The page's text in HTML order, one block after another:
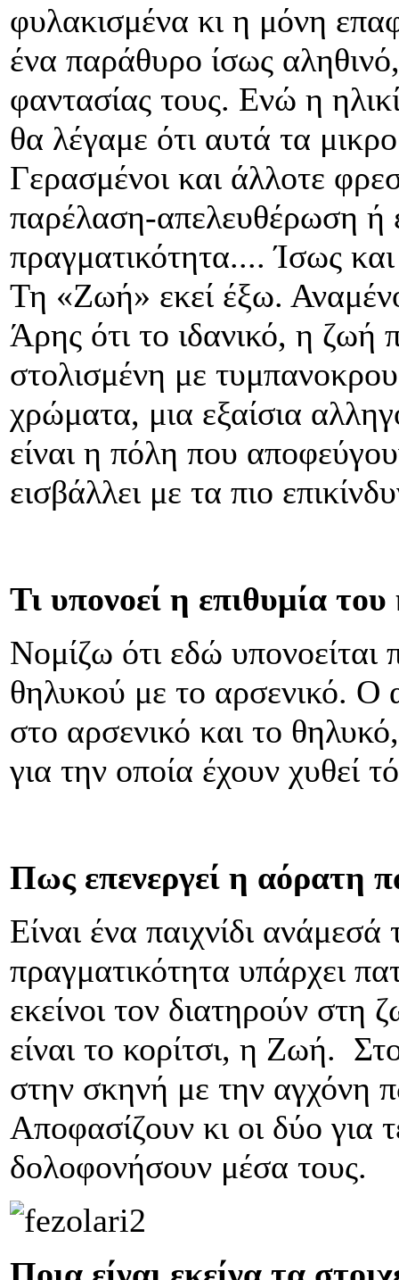
φυλακισμένα κι η μόνη
ένα παράθυρο ίσως
φαντασίας τους. Ενώ η
θα λέγαμε ότι αυτά τα
Γερασμένοι και άλλοτε
παρέλαση-απελευθέρωση ή
πραγματικότητα.... Ίσως
Τη «Ζωή» εκεί έξω.
Άρης ότι το ιδανικό, η ζωή
στολισμένη με
χρώματα, μια εξαίσια
είναι η πόλη που
εισβάλλει με τα πιο
Τι υπονοεί η επιθυμία
Νομίζω ότι εδώ
θηλυκού με το αρσενικό. Ο
στο αρσενικό και το
για την οποία έχουν χυθεί
Πως επενεργεί η αόρατη
Είναι ένα παιχνίδι
πραγματικότητα υπάρχει
εκείνοι τον διατηρούν στη
είναι το κορίτσι, η Ζωή.
στην σκηνή με την αγχόνη
Αποφασίζουν κι οι δύο για
δολοφονήσουν μέσα τους.